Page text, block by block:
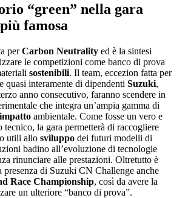
“green” nella gara
famosa
perCarbon Neutrality ed è la sintesi
le competizioni come banco di prova
sostenibili. Il team, eccezion fatta per
quasi interamente di dipendenti Suzuki,
anno consecutivo, faranno scendere in
che integra un’ampia gamma di
ambientale. Come fosse un vero e
la gara permetterà di raccogliere
utili allo sviluppo dei futuri modelli di
badino all’evoluzione di tecnologie
rinunciare alle prestazioni. Oltretutto è
presenza di Suzuki CN Challenge anche
Race Championship, così da avere la
un ulteriore “banco di prova”.